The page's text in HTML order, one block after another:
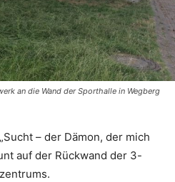
an die Wand der Sporthalle in Wegberg
– der Dämon, der mich
auf der Rückwand der 3-